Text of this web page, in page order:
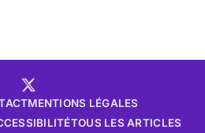
MENTIONS LÉGALES
TOUS LES ARTICLES